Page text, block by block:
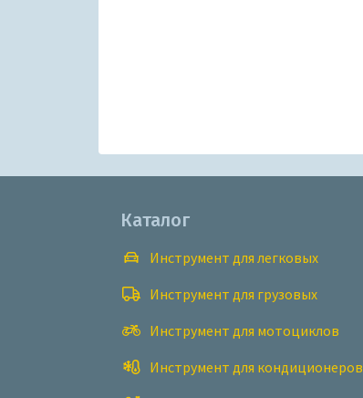
Каталог
Инструмент для легковых
Инструмент для грузовых
Инструмент для мотоциклов
Инструмент для кондиционеров